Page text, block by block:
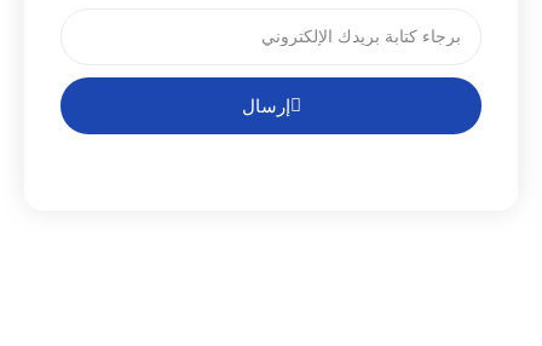
إرسال